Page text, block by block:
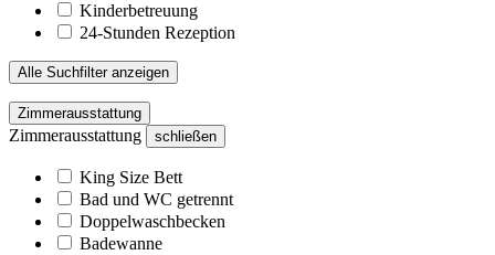
Kinderbetreuung
24-Stunden Rezeption
Alle Suchfilter anzeigen
Zimmerausstattung
Zimmerausstattung schließen
King Size Bett
Bad und WC getrennt
Doppelwaschbecken
Badewanne